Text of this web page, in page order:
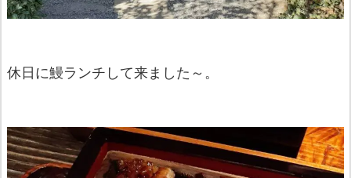
休日に鰻ランチして来ました～。